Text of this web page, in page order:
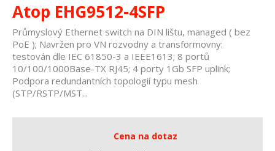
Atop EHG9512-4SFP
Průmyslový Ethernet switch na DIN lištu, managed ( bez
PoE ); Navržen pro VN rozvodny a transformovny:
testován dle IEC 61850-3 a IEEE1613; 8 portů
10/100/1000Base-TX RJ45; 4 porty 1Gb SFP uplink;
Podpora redundantních topologií typu mesh
(STP/RSTP/MST...
Cena na dotaz